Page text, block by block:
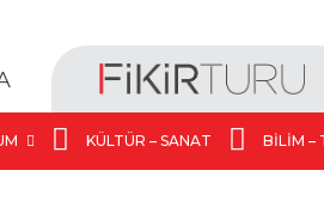
KÜLTÜR – SANAT BILIM –